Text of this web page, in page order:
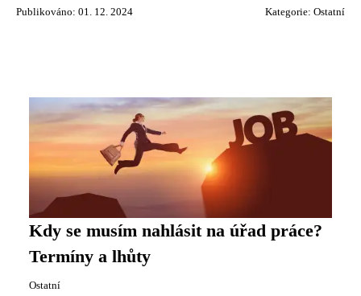
Publikováno: 01. 12. 2024 Kategorie: Ostatní
Kdy se musím nahlásit na úřad práce?
Termíny a lhůty
Ostatní